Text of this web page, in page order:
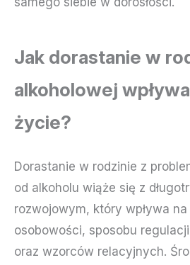
Jak dorastanie w
alkoholowej
życie?
Dorastanie w rodzinie z
od alkoholu wiąże się z
rozwojowym, który wpływa na
osobowości, sposobu
oraz wzorców relacyjnych.